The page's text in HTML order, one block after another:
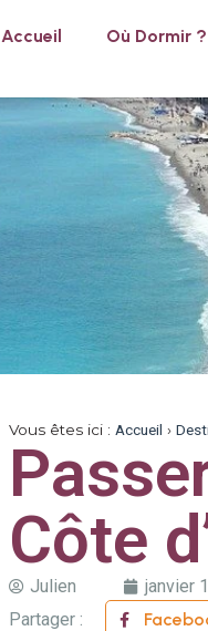
Accueil Où Dormir ?
Vous êtes ici : Accueil ›
Côte
Julien
janvier
Partager :